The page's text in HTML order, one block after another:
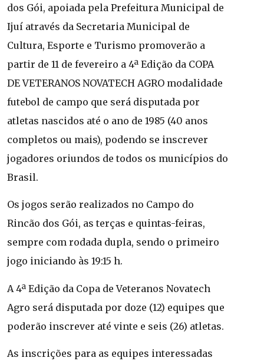
dos Gói, apoiada pela Prefeitura Municipal de
Ijuí através da Secretaria Municipal de
Cultura, Esporte e Turismo promoverão a
partir de 11 de fevereiro a 4ª Edição da COPA
DE VETERANOS NOVATECH AGRO modalidade
futebol de campo que será disputada por
atletas nascidos até o ano de 1985 (40 anos
completos ou mais), podendo se inscrever
jogadores oriundos de todos os municípios do
Brasil.
Os jogos serão realizados no Campo do
Rincão dos Gói, as terças e quintas-feiras,
sempre com rodada dupla, sendo o primeiro
jogo iniciando às 19:15 h.
A 4ª Edição da Copa de Veteranos Novatech
Agro será disputada por doze (12) equipes que
poderão inscrever até vinte e seis (26) atletas.
As inscrições para as equipes interessadas